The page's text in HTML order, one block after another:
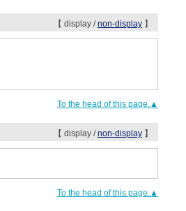
【 display /non-display 】
To the head of this page.▲
【 display /non-display 】
To the head of this page.▲